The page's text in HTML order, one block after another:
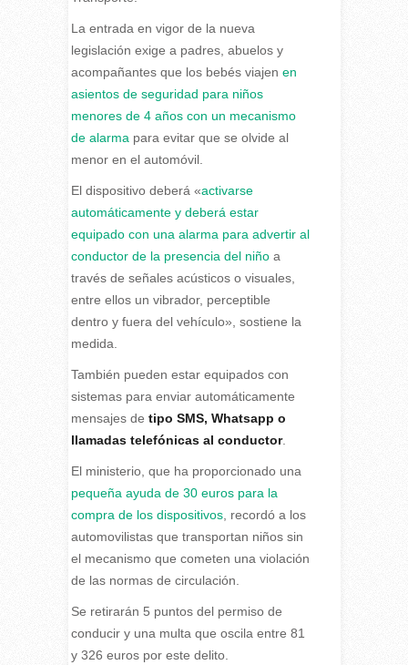
La entrada en vigor de la nueva
legislación exige a padres, abuelos y
acompañantes que los bebés viajen en
asientos de seguridad para niños
menores de 4 años con un mecanismo
de alarma para evitar que se olvide al
menor en el automóvil.
El dispositivo deberá «activarse
automáticamente y deberá estar
equipado con una alarma para advertir al
conductor de la presencia del niñoa
través de señales acústicos o visuales,
entre ellos un vibrador, perceptible
dentro y fuera del vehículo», sostiene la
medida.
También pueden estar equipados con
sistemas para enviar automáticamente
mensajes de tipo SMS, Whatsapp o
llamadas telefónicas al conductor.
El ministerio, que ha proporcionado una
pequeña ayuda de 30 euros para la
compra de los dispositivos, recordó a los
automovilistas que transportan niños sin
el mecanismo que cometen una violación
de las normas de circulación.
Se retirarán 5 puntos del permiso de
conducir y una multa que oscila entre 81
y 326 euros por este delito.